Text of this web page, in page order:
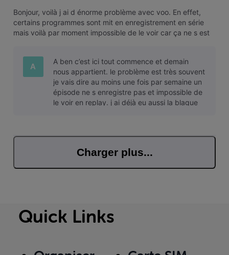
Bonjour, voilà j ai d énorme problème avec voo. En effet,
certains programmes sont mit en enregistrement en série
mais voilà par moment impossible de le voir car ça ne s est
impossib
A
A ben c’est ici tout commence et demain
nous appartient. le problème est très souvent
je vais dire au moins une fois par semaine un
épisode ne s enregistre pas et impossible de
le voir en replay. j ai déjà eu aussi la blague
Charger plus...
Quick Links